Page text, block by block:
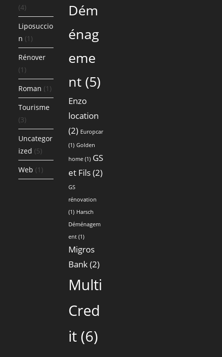
(4)
Liposuccio
n (1)
Rénover
(1)
Roman (1)
Tourisme
(3)
Uncategor
ized (5)
Web (1)
Dém
énag
eme
nt (5)
Enzo
location
(2) Europcar
(1) Golden
home (1) GS
et Fils(2)
GS
rénovation
(1) Harsch
Déménagem
ent (1)
Migros
Bank(2)
Multi
Cred
it (6)